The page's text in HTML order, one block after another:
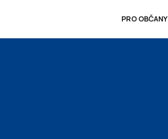
PRO OBČANY